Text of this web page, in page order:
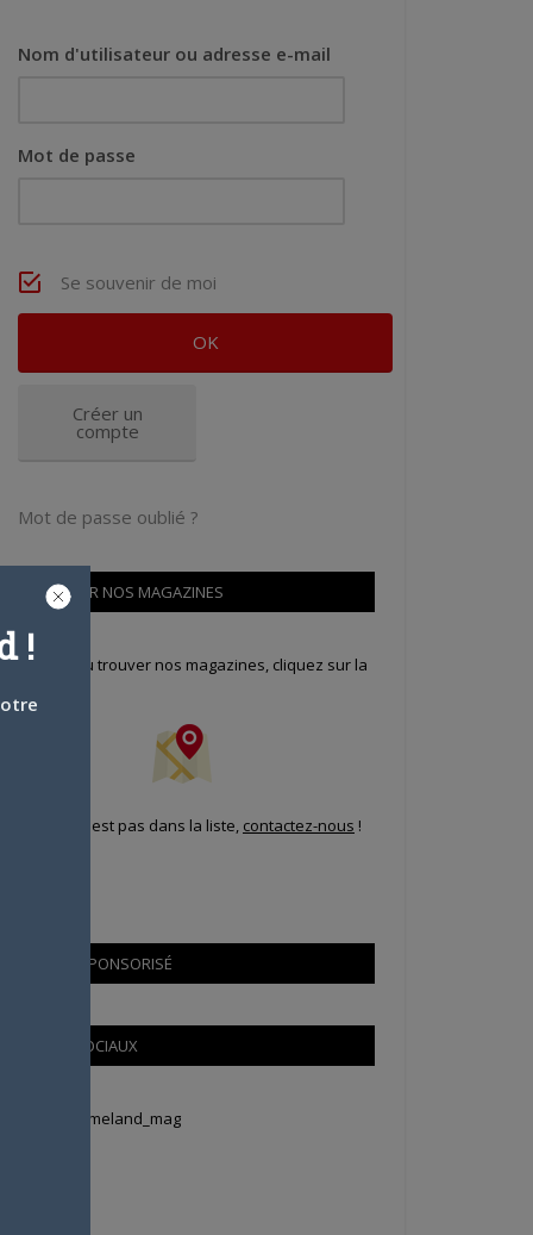
Nom d'utilisateur ou adresse e-mail
Mot de passe
Se souvenir de moi
Créer un
compte
Mot de passe oublié ?
OÙ TROUVER NOS MAGAZINES
savoir où trouver nos magazines, cliquez sur la
votre ville n'est pas dans la liste, contactez-nous !
CONTENU SPONSORISÉ
RÉSEAUX SOCIAUX
by Animeland_mag
!